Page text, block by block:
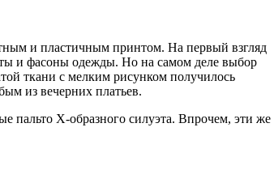
и пластичным принтом. На первый взгляд
и фасоны одежды. Но на самом деле выбор
ткани с мелким рисунком получилось
из вечерних платьев.
пальто Х-образного силуэта. Впрочем, эти же